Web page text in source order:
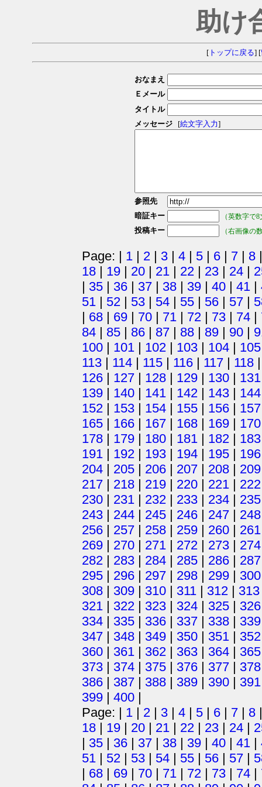
助け
[トップに戻る] [
おなまえ
Ｅメール
タイトル
メッセージ
[絵文字入力]
参照先
暗証キー
（英数字で
投稿キー （右画像の
Page: | 1 | 2 | 3 | 4 | 5 | 6 | 7 | 8
18 | 19 | 20 | 21 | 22 | 23 | 24 |
| 35 | 36 | 37 | 38 | 39 | 40 | 41 |
51 | 52 | 53 | 54 | 55 | 56 | 57 |
| 68 | 69 | 70 | 71 | 72 | 73 | 74 |
84 | 85 | 86 | 87 | 88 | 89 | 90 |
100 | 101 | 102 | 103 | 104 | 105
113 | 114 | 115 | 116 | 117 | 118
126 | 127 | 128 | 129 | 130 | 131
139 | 140 | 141 | 142 | 143 | 144
152 | 153 | 154 | 155 | 156 | 157
165 | 166 | 167 | 168 | 169 | 170
178 | 179 | 180 | 181 | 182 | 183
191 | 192 | 193 | 194 | 195 | 196
204 | 205 | 206 | 207 | 208 | 209
217 | 218 | 219 | 220 | 221 | 222
230 | 231 | 232 | 233 | 234 | 235
243 | 244 | 245 | 246 | 247 | 248
256 | 257 | 258 | 259 | 260 | 261
269 | 270 | 271 | 272 | 273 | 274
282 | 283 | 284 | 285 | 286 | 287
295 | 296 | 297 | 298 | 299 | 300
308 | 309 | 310 | 311 | 312 | 313
321 | 322 | 323 | 324 | 325 | 326
334 | 335 | 336 | 337 | 338 | 339
347 | 348 | 349 | 350 | 351 | 352
360 | 361 | 362 | 363 | 364 | 365
373 | 374 | 375 | 376 | 377 | 378
386 | 387 | 388 | 389 | 390 | 391
399 | 400 |
Page: | 1 | 2 | 3 | 4 | 5 | 6 | 7 | 8
18 | 19 | 20 | 21 | 22 | 23 | 24 |
| 35 | 36 | 37 | 38 | 39 | 40 | 41 |
51 | 52 | 53 | 54 | 55 | 56 | 57 |
| 68 | 69 | 70 | 71 | 72 | 73 | 74 |